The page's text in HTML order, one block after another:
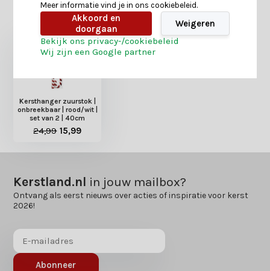
Heb je nog interesse in deze recent bekeken
Kersthanger zuurstok |
onbreekbaar | rood/wit |
set van 2 | 40cm
24,99 15,99
Kerstland.nl in jouw mailbox?
Ontvang als eerst nieuws over acties of inspiratie voor kerst
2026!
Abonneer
Meer informatie vind je in ons cookiebeleid.
Akkoord en
doorgaan
Weigeren
Bekijk ons privacy-/cookiebeleid
Wij zijn een Google partner